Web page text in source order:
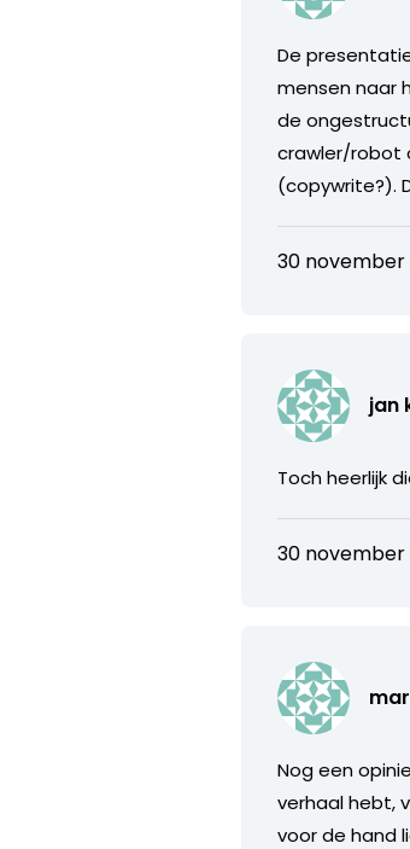
De
mensen naar
de
crawler/robot
(copywrite?).
30 november
jan
Toch heerlijk
30 november
Nog een
verhaal hebt,
voor de hand